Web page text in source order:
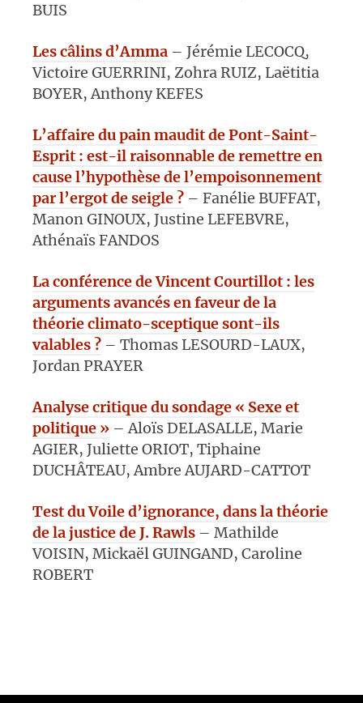
BUIS
Les câlins d’Amma – Jérémie LECOCQ,
Victoire GUERRINI, Zohra RUIZ, Laëtitia
BOYER, Anthony KEFES
L’affaire du pain maudit de Pont-Saint-
Esprit : est-il raisonnable de remettre en
cause l’hypothèse de l’empoisonnement
par l’ergot de seigle ? – Fanélie BUFFAT,
Manon GINOUX, Justine LEFEBVRE,
Athénaïs FANDOS
La conférence de Vincent Courtillot : les
arguments avancés en faveur de la
théorie climato-sceptique sont-ils
valables ? – Thomas LESOURD-LAUX,
Jordan PRAYER
Analyse critique du sondage « Sexe et
politique » – Aloïs DELASALLE, Marie
AGIER, Juliette ORIOT, Tiphaine
DUCHÂTEAU, Ambre AUJARD-CATTOT
Test du Voile d’ignorance, dans la théorie
de la justice de J. Rawls – Mathilde
VOISIN, Mickaël GUINGAND, Caroline
ROBERT